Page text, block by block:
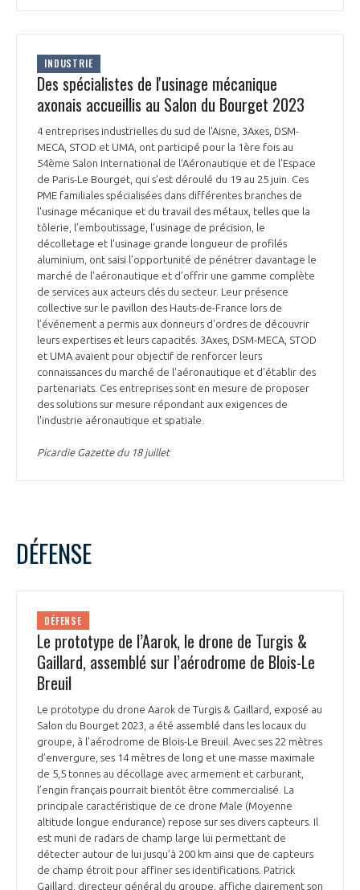
INDUSTRIE
Des spécialistes de l'usinage mécanique
axonais accueillis au Salon du Bourget 2023
4 entreprises industrielles du sud de l'Aisne, 3Axes, DSM-
MECA, STOD et UMA, ont participé pour la 1ère fois au
54ème Salon International de l’Aéronautique et de l’Espace
de Paris-Le Bourget, qui s'est déroulé du 19 au 25 juin. Ces
PME familiales spécialisées dans différentes branches de
l'usinage mécanique et du travail des métaux, telles que la
tôlerie, l’emboutissage, l'usinage de précision, le
décolletage et l'usinage grande longueur de profilés
aluminium, ont saisi l’opportunité de pénétrer davantage le
marché de l'aéronautique et d’offrir une gamme complète
de services aux acteurs clés du secteur. Leur présence
collective sur le pavillon des Hauts-de-France lors de
l’événement a permis aux donneurs d'ordres de découvrir
leurs expertises et leurs capacités. 3Axes, DSM-MECA, STOD
et UMA avaient pour objectif de renforcer leurs
connaissances du marché de l'aéronautique et d'établir des
partenariats. Ces entreprises sont en mesure de proposer
des solutions sur mesure répondant aux exigences de
l'industrie aéronautique et spatiale.
Picardie Gazette du 18 juillet
DÉFENSE
DÉFENSE
Le prototype de l’Aarok, le drone de Turgis &
Gaillard, assemblé sur l’aérodrome de Blois-Le
Breuil
Le prototype du drone Aarok de Turgis & Gaillard, exposé au
Salon du Bourget 2023, a été assemblé dans les locaux du
groupe, à l’aérodrome de Blois-Le Breuil. Avec ses 22 mètres
d’envergure, ses 14 mètres de long et une masse maximale
de 5,5 tonnes au décollage avec armement et carburant,
l’engin français pourrait bientôt être commercialisé. La
principale caractéristique de ce drone Male (Moyenne
altitude longue endurance) repose sur ses divers capteurs. Il
est muni de radars de champ large lui permettant de
détecter autour de lui jusqu’à 200 km ainsi que de capteurs
de champ étroit pour affiner ses identifications. Patrick
Gaillard, directeur général du groupe, affiche clairement son